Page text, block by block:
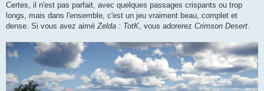
Certes, il n'est pas parfait, avec quelques passages crispants ou trop
longs, mais dans l'ensemble, c'est un jeu vraiment beau, complet et
dense. Si vous avez aiméZelda : TotK, vous adorerez Crimson Desert.